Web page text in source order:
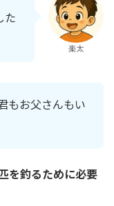
た
楽太
もお父さんもい
を釣るために必要